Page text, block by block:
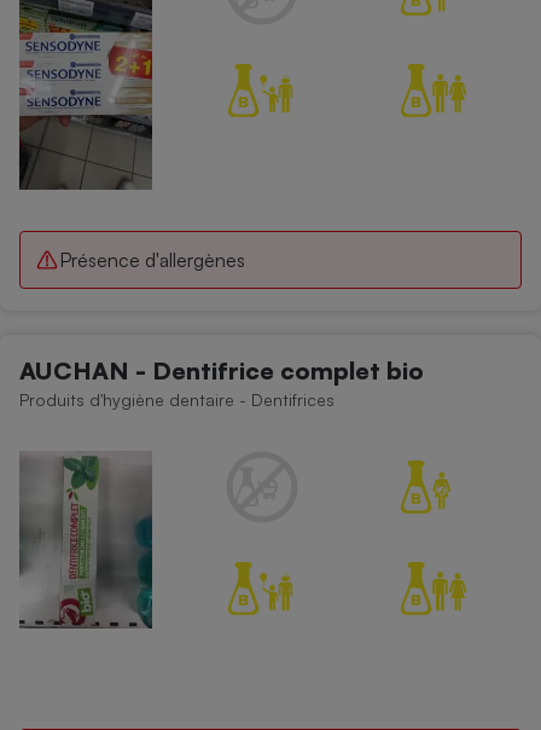
Présence d'allergènes
AUCHAN - Dentifrice complet bio
Produits d'hygiène dentaire - Dentifrices